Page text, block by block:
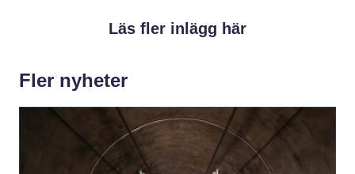
Läs fler inlägg här
Fler nyheter